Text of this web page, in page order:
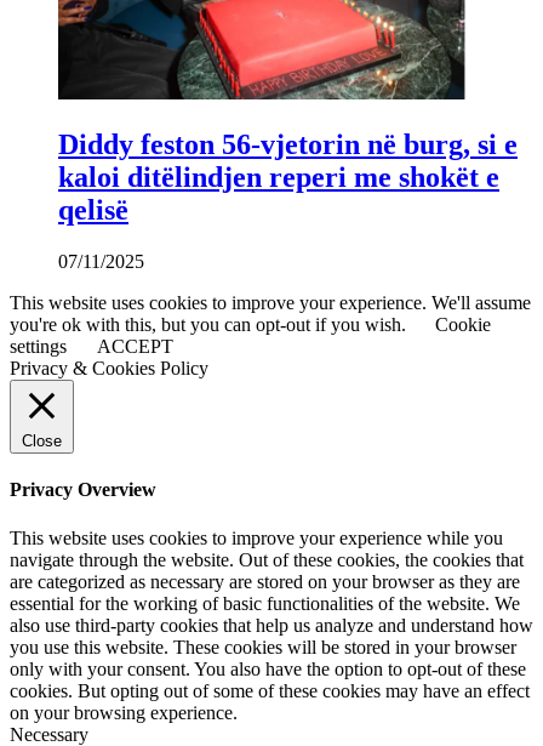
Diddy feston 56-vjetorin në burg, si e
kaloi ditëlindjen reperi me shokët e
qelisë
07/11/2025
This website uses cookies to improve your experience. We'll assume
you're ok with this, but you can opt-out if you wish.
Cookie
settings
ACCEPT
Privacy & Cookies Policy
Close
Privacy Overview
This website uses cookies to improve your experience while you
navigate through the website. Out of these cookies, the cookies that
are categorized as necessary are stored on your browser as they are
essential for the working of basic functionalities of the website. We
also use third-party cookies that help us analyze and understand how
you use this website. These cookies will be stored in your browser
only with your consent. You also have the option to opt-out of these
cookies. But opting out of some of these cookies may have an effect
on your browsing experience.
Necessary